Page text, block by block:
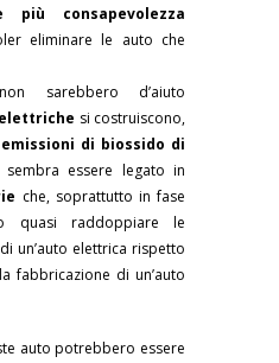
più consapevolezza
eliminare le auto che
sarebbero d’aiuto
si costruiscono,
di biossido di
essere legato in
che, soprattutto in fase
quasi raddoppiare le
un’auto elettrica rispetto
fabbricazione di un’auto
auto potrebbero essere